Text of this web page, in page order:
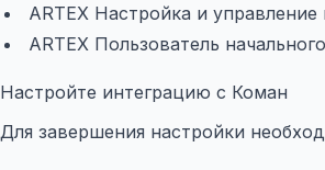
ARTEX Настройка и
ARTEX Пользователь
Настройте интеграцию с Коман
Для завершения настройки